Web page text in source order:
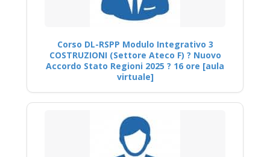
Corso DL-RSPP Modulo Integrativo 3
COSTRUZIONI (Settore Ateco F) ? Nuovo
Accordo Stato Regioni 2025 ? 16 ore [aula
virtuale]